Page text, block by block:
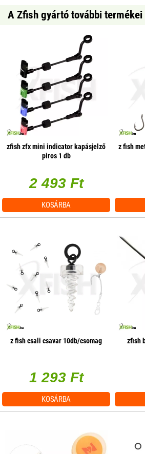
A Zfish gyártó további termékei
zfish zfx mini indicator kapásjelző
piros 1 db
2 493 Ft
KOSÁRBA
z fish
z fish csali csavar 10db/csomag
1 293 Ft
KOSÁRBA
zfish